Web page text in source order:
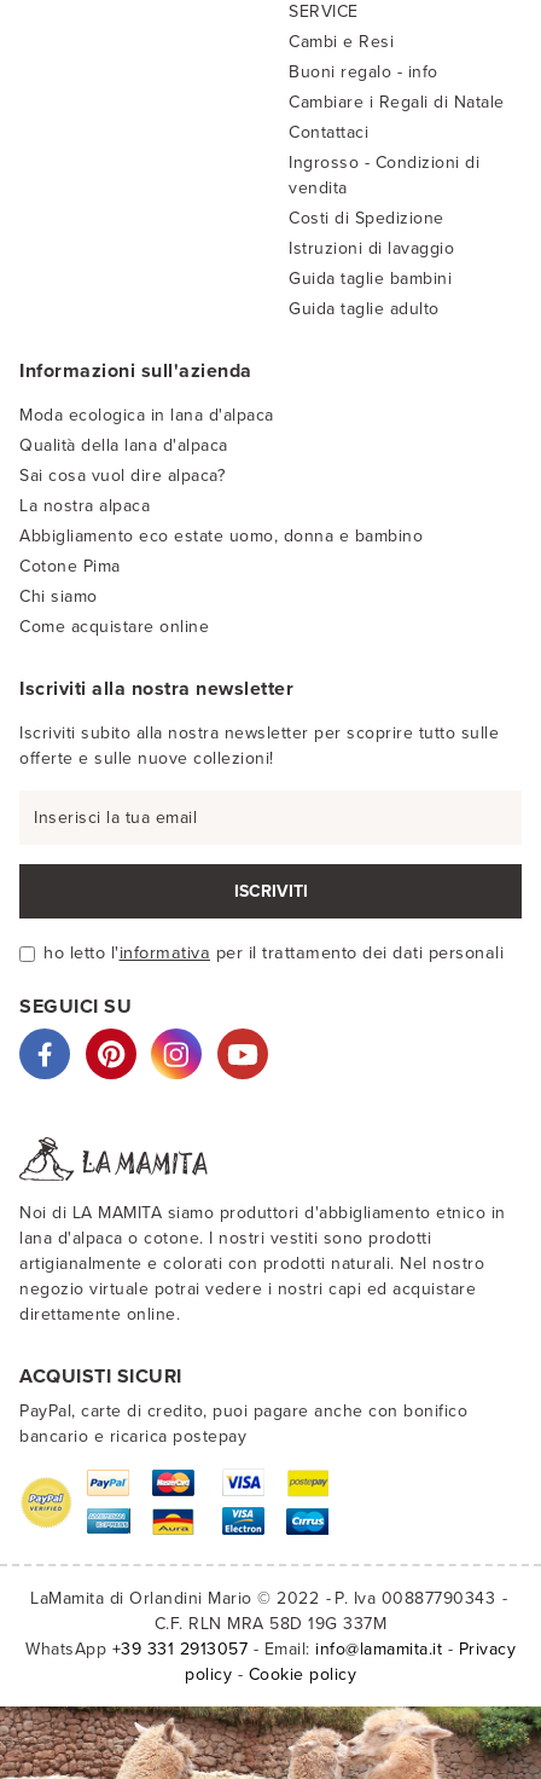
Informazioni sull'azienda
Moda ecologica in lana d'alpaca
Qualità della lana d'alpaca
Sai cosa vuol dire alpaca?
La nostra alpaca
Abbigliamento eco estate uomo, donna e bambino
Cotone Pima
Chi siamo
Come acquistare online
SERVICE
Cambi e Resi
Buoni regalo - info
Cambiare i Regali di Natale
Contattaci
Ingrosso - Condizioni di
vendita
Costi di Spedizione
Istruzioni di lavaggio
Guida taglie bambini
Guida taglie adulto
Iscriviti alla nostra newsletter
Iscriviti subito alla nostra newsletter per scoprire tutto sulle
offerte e sulle nuove collezioni!
ISCRIVITI
ho letto l'informativa per il trattamento dei dati personali
SEGUICI SU
Noi di LA MAMITA siamo produttori d'abbigliamento etnico in
lana d'alpaca o cotone. I nostri vestiti sono prodotti
artigianalmente e colorati con prodotti naturali. Nel nostro
negozio virtuale potrai vedere i nostri capi ed acquistare
direttamente online.
ACQUISTI SICURI
PayPal, carte di credito, puoi pagare anche con bonifico
bancario e ricarica postepay
LaMamita di Orlandini Mario © 2022
P. Iva 00887790343
C.F. RLN MRA 58D 19G 337M
WhatsApp +39 331 2913057 - Email: info@lamamita.it - Privacy
policy - Cookie policy